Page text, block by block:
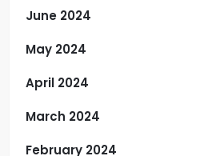
June 2024
May 2024
April 2024
March 2024
February 2024